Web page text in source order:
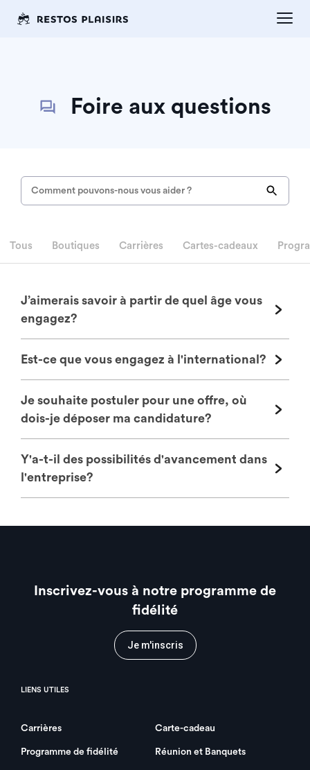
Foire aux questions
Tous Boutiques Carrières Cartes-cadeaux
J’aimerais savoir à partir de quel âge vous
engagez?
Est-ce que vous engagez à l'international?
Je souhaite postuler pour une offre, où
dois-je déposer ma candidature?
Y'a-t-il des possibilités d'avancement dans
l'entreprise?
LIENS UTILES
Carrières Carte-cadeau
Programme de fidélité Réunion et Banquets
Inscrivez-vous à notre programme de
fidélité
Je m'inscris